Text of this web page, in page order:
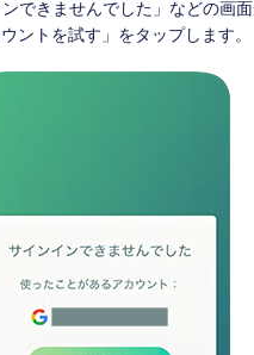
ンできませんでした」などの画
ントを試す」をタップします。